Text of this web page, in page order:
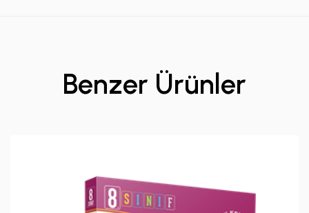
Benzer Ürünler